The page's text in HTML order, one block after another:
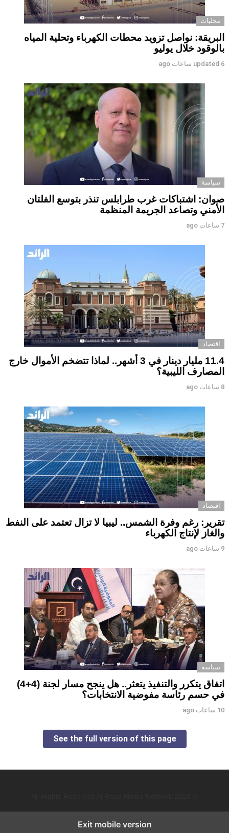
محليات
البريقة: نواصل تزويد محطات الكهرباء وتحلية المياه
بالوقود خلال يوليو
updated 6 ساعات ago
سياسة
صوان: اشتباكات غرب طرابلس تنذر بتوسع الفلتان
الأمني وتصاعد الجريمة المنظمة
7 ساعات ago
اقتصاد
11.4 مليار دينار في 3 أشهر.. لماذا تتضخم الأموال خارج
المصارف الليبية؟
8 ساعات ago
اقتصاد
تقرير: رغم وفرة الشمس.. ليبيا لا تزال تعتمد على النفط
والغاز لإنتاج الكهرباء
9 ساعات ago
سياسة
اتفاق يتكرر والتنفيذ يتعثر.. هل ينجح مسار لجنة (4+4)
في حسم رئاسة مفوضية الانتخابات؟
10 ساعات ago
See the full version of this page
Exit mobile version